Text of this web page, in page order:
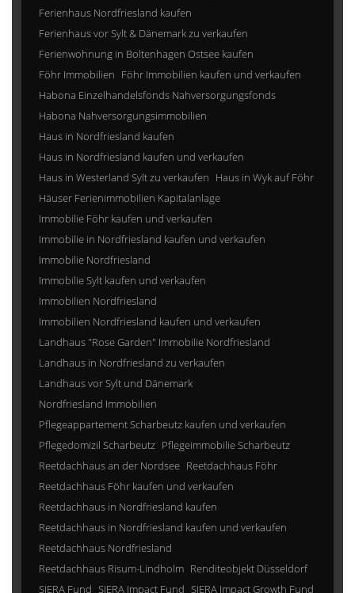
Ferienhaus Nordfriesland kaufen
Ferienhaus vor Sylt & Dänemark zu verkaufen
Ferienwohnung in Boltenhagen Ostsee kaufen
Föhr Immobilien Föhr Immobilien kaufen und verkaufen
Habona Einzelhandelsfonds Nahversorgungsfonds
Habona Nahversorgungsimmobilien
Haus in Nordfriesland kaufen
Haus in Nordfriesland kaufen und verkaufen
Haus in Westerland Sylt zu verkaufen Haus in Wyk auf Föhr
Häuser Ferienimmobilien Kapitalanlage
Immobilie Föhr kaufen und verkaufen
Immobilie in Nordfriesland kaufen und verkaufen
Immobilie Nordfriesland
Immobilie Sylt kaufen und verkaufen
Immobilien Nordfriesland
Immobilien Nordfriesland kaufen und verkaufen
Landhaus "Rose Garden" Immobilie Nordfriesland
Landhaus in Nordfriesland zu verkaufen
Landhaus vor Sylt und Dänemark
Nordfriesland Immobilien
Pflegeappartement Scharbeutz kaufen und verkaufen
Pflegedomizil Scharbeutz Pflegeimmobilie Scharbeutz
Reetdachhaus an der Nordsee Reetdachhaus Föhr
Reetdachhaus Föhr kaufen und verkaufen
Reetdachhaus in Nordfriesland kaufen
Reetdachhaus in Nordfriesland kaufen und verkaufen
Reetdachhaus Nordfriesland
Reetdachhaus Risum-Lindholm Renditeobjekt Düsseldorf
SIERA Fund SIERA Impact Fund SIERA Impact Growth Fund